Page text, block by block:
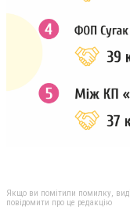
Якщо ви помітили помилку,
повідомити про це редакцію